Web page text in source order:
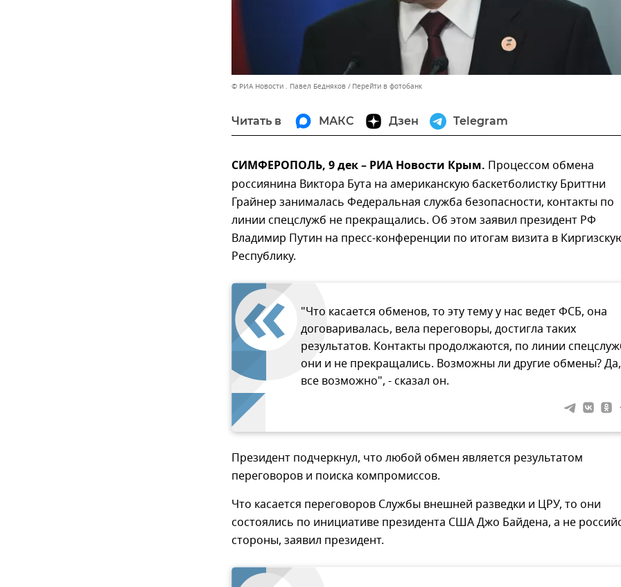
© РИА Новости . Павел Бедняков Перейти в фотобанк
Читать в МАКС Дзен Telegram
СИМФЕРОПОЛЬ, 9 дек – РИА Новости Крым. Процессом обмена
россиянина Виктора Бута на американскую баскетболистку Бриттни
Грайнер занималась Федеральная служба безопасности, контакты по
линии спецслужб не прекращались. Об этом заявил президент РФ
Владимир Путин на пресс-конференции по итогам визита в
Республику.
"Что касается обменов, то эту тему у нас ведет ФСБ, она
договаривалась, вела переговоры, достигла таких
результатов. Контакты продолжаются, по линии
они и не прекращались. Возможны ли другие обмены? Да,
все возможно", - сказал он.
Президент подчеркнул, что любой обмен является результатом
переговоров и поиска компромиссов.
Что касается переговоров Службы внешней разведки и ЦРУ, то они
состоялись по инициативе президента США Джо Байдена, а не
стороны, заявил президент.